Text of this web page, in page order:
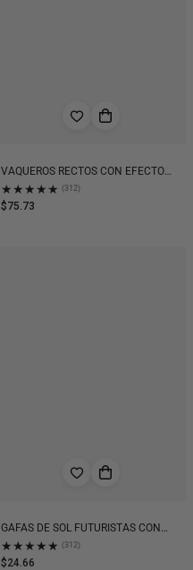
VAQUEROS RECTOS CON EFECTO
DEGRADADO Y SALPICADURAS DE
TINTA
★ ★ ★ ★ ★ (312)
$75.73
GAFAS DE SOL FUTURISTAS CON
MONTURA ONDULADA
★ ★ ★ ★ ★ (312)
$24.66